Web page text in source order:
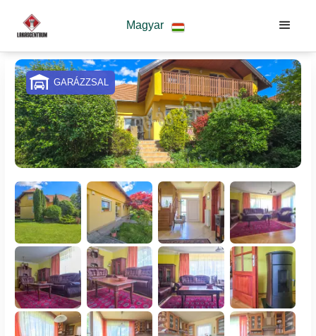
Magyar
GARÁZZSAL